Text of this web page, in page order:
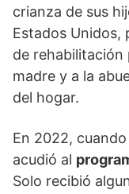
crianza de sus
Estados Unidos,
de rehabilitación
madre y a la
del hogar.
En 2022,
acudió al
Solo recibió